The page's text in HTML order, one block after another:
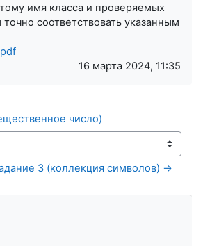
имя класса и проверяемых
соответствовать указанным
16 марта 2024, 11:35
число)
3 (коллекция символов) →